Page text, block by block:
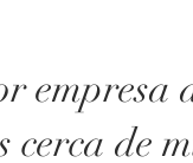
empresa
cerca de